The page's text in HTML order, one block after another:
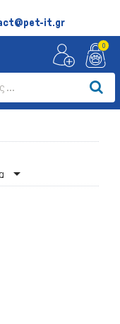
it.gr
0
